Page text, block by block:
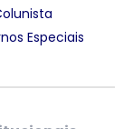
Especiais